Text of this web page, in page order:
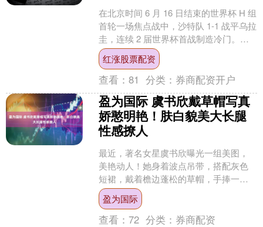
在北京时间 6 月 16 日结束的世界杯 H 组
首轮一场焦点战中，沙特队 1-1 战平乌拉
圭，连续 2 届世界杯首战制造冷门。如
此一来，本届世界杯登场的 5 支....
红涨股票配资
查看：81 分类： 券商配资开户
盈为国际 虞书欣戴草帽写真
娇憨明艳！肤白貌美大长腿
性感撩人
最近，著名女星虞书欣曝光一组美图，
美艳动人！她身着波点吊带，搭配灰色
短裙，戴着檐边蓬松的草帽，手捧一束
粉嫩郁金香，她俏脸柔美，圆杏眼澄澈
含水，樱桃红唇，长发披肩....
盈为国际
查看：72 分类： 券商配资